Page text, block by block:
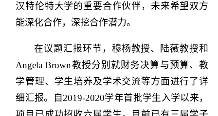
汉特伦特大学的重要合作伙伴，未来希望双方
能深化合作，深挖合作潜力。
在议题汇报环节，穆杨教授、陆薇教授和
Angela Brown教授分别就财务决算与预算、教
学管理、学生培养及学术交流等方面进行了详
细汇报。自2019-2020学年首批学生入学以来，